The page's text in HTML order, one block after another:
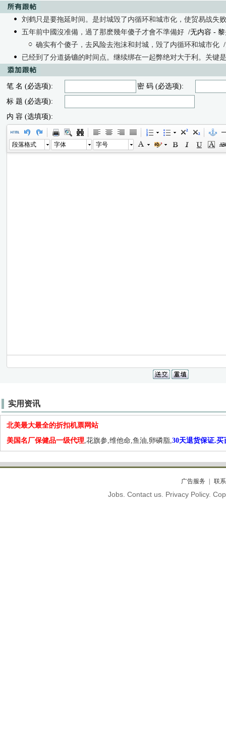
刘鹤只是要拖延时间。是封城毁了内循环和城市化，使贸易战失败
五年前中國沒准備，過了那麽幾年傻子才會不準備好 /无内容 - 黎
确实有个傻子，去风险去泡沫和封城，毁了内循环和城市化
已经到了分道扬镳的时间点。继续绑在一起弊绝对大于利。关键
笔 名 (必选项):
密 码 (必选项):
标 题 (必选项):
内 容 (选填项):
段落格式 字体 字号
实用资讯
北美最大最全的折扣机票网站
美国名厂保健品一级代理,花旗参,维他命,鱼油,卵磷脂,30天退货保证.买
广告服务 联
Jobs. Contact us. Privacy Policy.